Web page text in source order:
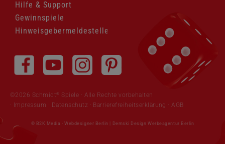
Hilfe & Support
Gewinnspiele
Hinweisgebermeldestelle
überspringen
©2026 Schmidt ®
Spiele · Alle Rechte vorbehalten
Impressum · Datenschutz · Barrierefreiheitserklärung ·AGB
© B2K Media -Webdesigner Berlin Demski Design Werbeagentur Berlin